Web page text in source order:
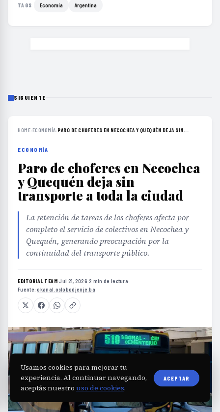
TAGS Economía Argentina
SIGUIENTE
HOME›ECONOMÍA›PARO DE CHOFERES EN NECOCHEA Y QUEQUÉN DEJA SIN...
ECONOMÍA
Paro de choferes en Necochea
y Quequén deja sin
transporte a toda la ciudad
La retención de tareas de los choferes afecta por
completo el servicio de colectivos en Necochea y
Quequén, generando preocupación por la
continuidad del transporte público.
EDITORIAL TEAM·Jul 21, 2026·2 min de lectura·
Fuente:okanal.oslobodjenje.ba
Usamos cookies para mejorar tu
experiencia. Al continuar navegando,
aceptás nuestro uso de cookies.
ACEPTAR